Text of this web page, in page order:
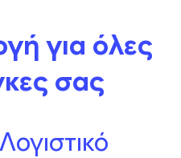
για όλες
σας